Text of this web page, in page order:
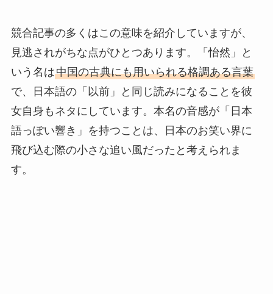
競合記事の多くはこの意味を紹介していますが、
見逃されがちな点がひとつあります。「怡然」と
いう名は中国の古典にも用いられる格調ある言葉
で、日本語の「以前」と同じ読みになることを彼
女自身もネタにしています。本名の音感が「日本
語っぽい響き」を持つことは、日本のお笑い界に
飛び込む際の小さな追い風だったと考えられま
す。